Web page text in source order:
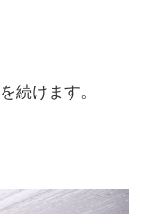
続けます。